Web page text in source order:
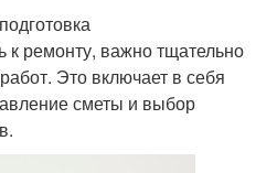
к ремонту, важно тщательно
Это включает в себя
сметы и выбор